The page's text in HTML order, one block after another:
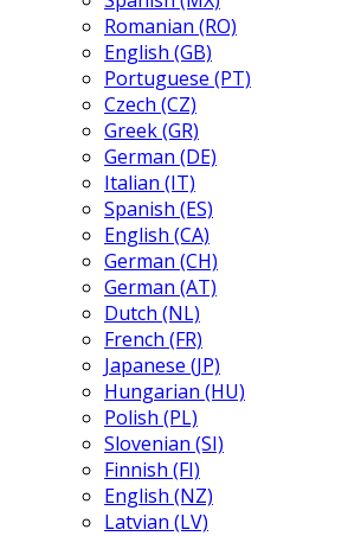
Romanian (RO)
English (GB)
Portuguese (PT)
Czech (CZ)
Greek (GR)
German (DE)
Italian (IT)
Spanish (ES)
English (CA)
German (CH)
German (AT)
Dutch (NL)
French (FR)
Japanese (JP)
Hungarian (HU)
Polish (PL)
Slovenian (SI)
Finnish (FI)
English (NZ)
Latvian (LV)